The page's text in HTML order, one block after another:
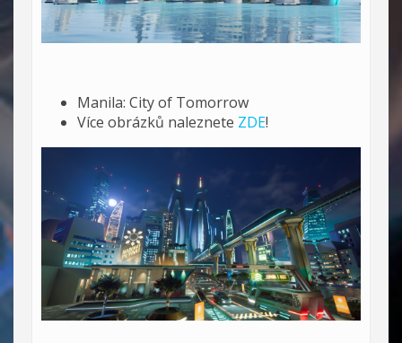
Manila: City of Tomorrow
Více obrázků naleznete ZDE!